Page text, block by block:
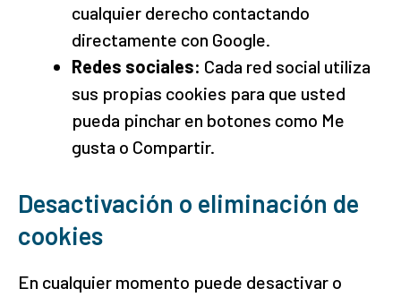
cualquier derecho contactando
directamente con Google.
Redes sociales: Cada red social utiliza
sus propias cookies para que usted
pueda pinchar en botones como Me
gusta o Compartir.
Desactivación o eliminación de
cookies
En cualquier momento puede desactivar o